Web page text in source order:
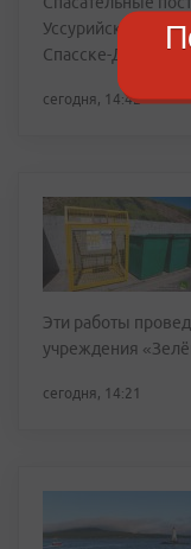
Уссурийске,
Спасске-Дальнем
сегодня, 14:42
Эти работы
учреждения
сегодня, 14:21